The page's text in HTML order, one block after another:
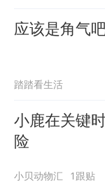
应该是角气
踏踏看生活
小鹿在关键
险
小贝动物汇 1跟贴